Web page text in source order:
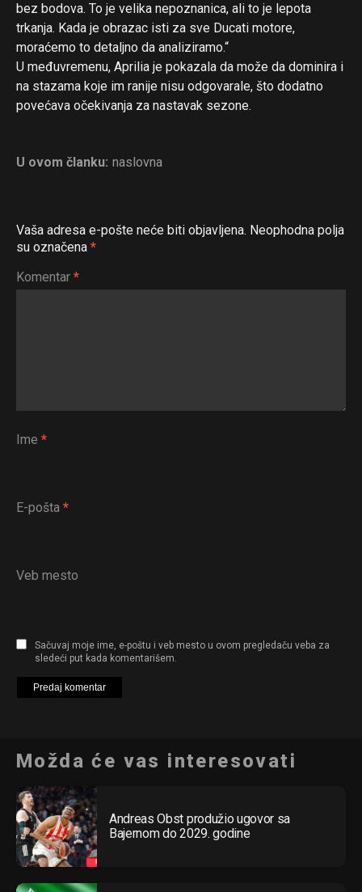
bez bodova. To je velika nepoznanica, ali to je lepota
trkanja. Kada je obrazac isti za sve Ducati motore,
moraćemo to detaljno da analiziramo.“
U međuvremenu, Aprilia je pokazala da može da dominira i
na stazama koje im ranije nisu odgovarale, što dodatno
povećava očekivanja za nastavak sezone.
U ovom članku: naslovna
Vaša adresa e-pošte neće biti objavljena. Neophodna polja
su označena *
Komentar *
Ime *
E-pošta *
Veb mesto
Sačuvaj moje ime, e-poštu i veb mesto u ovom pregledaču veba za
sledeći put kada komentarišem.
Možda će vas interesovati
Andreas Obst produžio ugovor sa
Bajernom do 2029. godine